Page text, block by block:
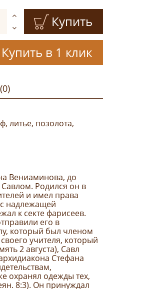
Купить
Купить в 1 клик
литье, позолота,
Вениаминова, до
Савлом. Родился он в
и имел права
надлежащей
к секте фарисеев.
его в
который был членом
учителя, который
2 августа), Савл
Стефана
охранял одежды тех,
8:3). Он принуждал